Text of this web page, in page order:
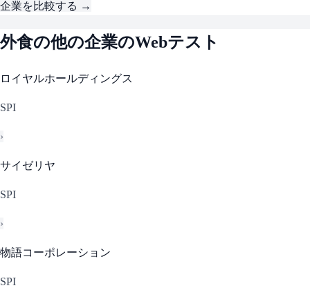
企業を比較する →
外食の他の企業のWebテスト
ロイヤルホールディングス
SPI
›
サイゼリヤ
SPI
›
物語コーポレーション
SPI